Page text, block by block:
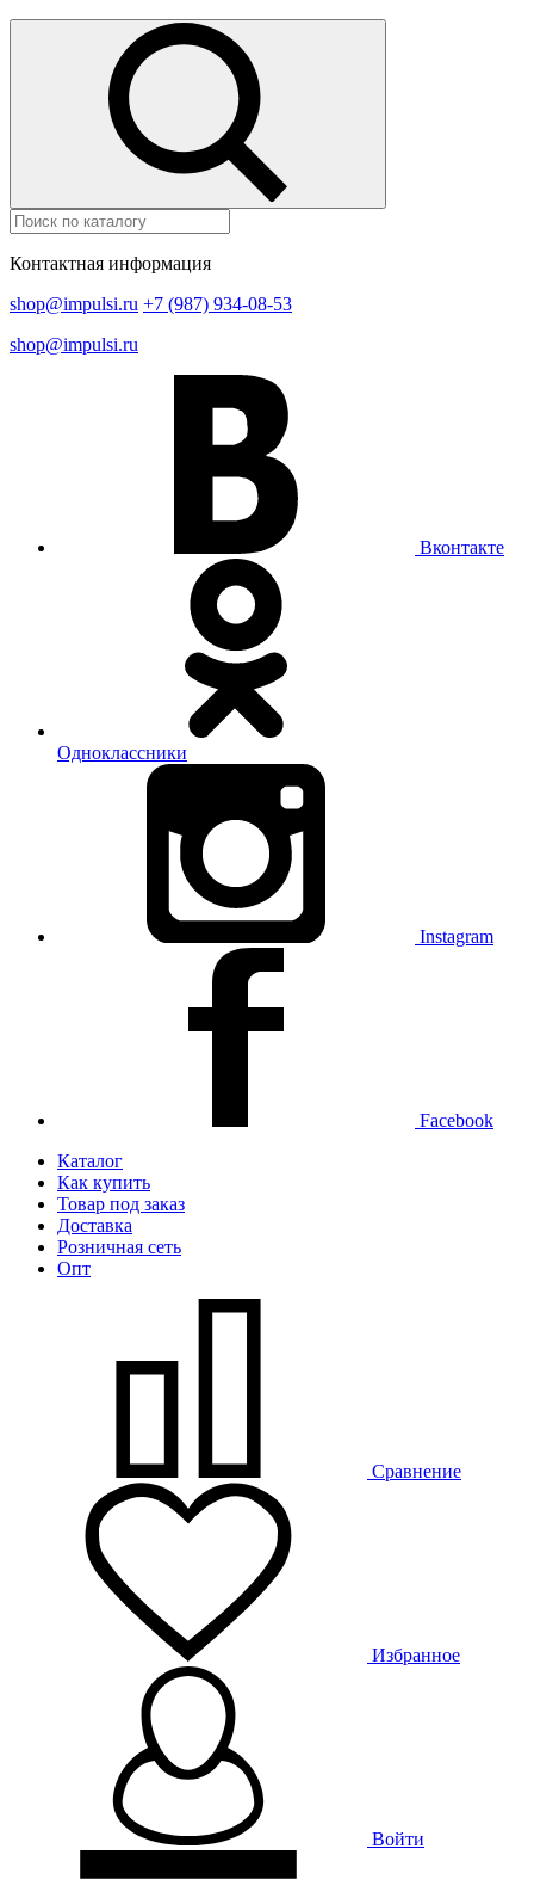
Контактная информация
shop@impulsi.ru +7 (987) 934-08-53
shop@impulsi.ru
Вконтакте
Одноклассники
Instagram
Facebook
Каталог
Как купить
Товар под заказ
Доставка
Розничная сеть
Опт
Сравнение
Избранное
Войти